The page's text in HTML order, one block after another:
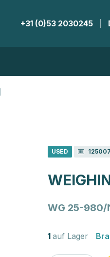
+31 (0)53 2030245 |
USED 125007
WG 25-980/
1 auf Lager